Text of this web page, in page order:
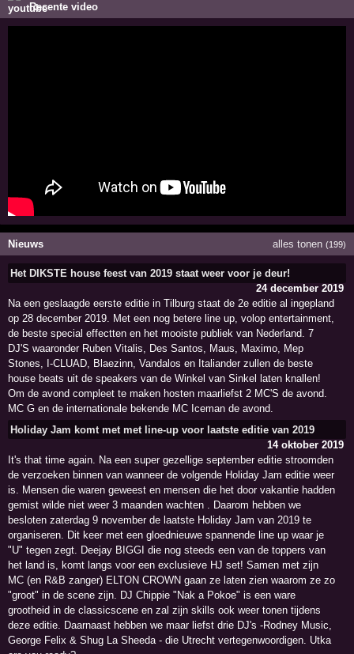
Recente video
Nieuws alles tonen (199)
Het DIKSTE house feest van 2019 staat weer voor je deur!
24 december 2019
Na een geslaagde eerste editie in Tilburg staat de 2e editie al ingepland
op 28 december 2019. Met een nog betere line up, volop entertainment,
de beste special effectten en het mooiste publiek van Nederland. 7
DJ'S waaronder Ruben Vitalis, Des Santos, Maus, Maximo, Mep
Stones, I-CLUAD, Blaezinn, Vandalos en Italiander zullen de beste
house beats uit de speakers van de Winkel van Sinkel laten knallen!
Om de avond compleet te maken hosten maarliefst 2 MC'S de avond.
MC G en de internationale bekende MC Iceman de avond.
Holiday Jam komt met met line-up voor laatste editie van 2019
14 oktober 2019
It's that time again. Na een super gezellige september editie stroomden
de verzoeken binnen van wanneer de volgende Holiday Jam editie weer
is. Mensen die waren geweest en mensen die het door vakantie hadden
gemist wilde niet weer 3 maanden wachten . Daarom hebben we
besloten zaterdag 9 november de laatste Holiday Jam van 2019 te
organiseren. Dit keer met een gloednieuwe spannende line up waar je
"U" tegen zegt. Deejay BIGGI die nog steeds een van de toppers van
het land is, komt langs voor een exclusieve HJ set! Samen met zijn
MC (en R&B zanger) ELTON CROWN gaan ze laten zien waarom ze zo
"groot" in de scene zijn. DJ Chippie "Nak a Pokoe" is een ware
grootheid in de classicscene en zal zijn skills ook weer tonen tijdens
deze editie. Daarnaast hebben we maar liefst drie DJ's -Rodney Music,
George Felix & Shug La Sheeda - die Utrecht vertegenwoordigen. Utka